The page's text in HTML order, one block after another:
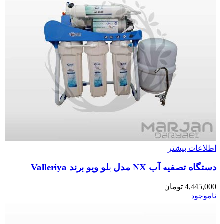
اطلاعات بیشتر
دستگاه تصفیه آب NX مدل بلو ویو برند Valleriya
4,445,000 تومان
ناموجود